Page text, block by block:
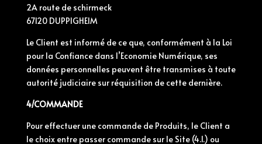
2A route de schirmeck
67120 DUPPIGHEIM
Le Client est informé de ce que, conformément à la Loi
pour la Confiance dans l’Economie Numérique, ses
données personnelles peuvent être transmises à toute
autorité judiciaire sur réquisition de cette dernière.
4/COMMANDE
Pour effectuer une commande de Produits, le Client a
le choix entre passer commande sur le Site (4.1.) ou